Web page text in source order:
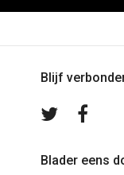
Blijf
Volg
Twitter
Blader eens